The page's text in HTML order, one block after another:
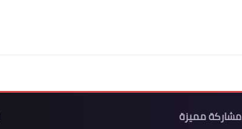
مشاركة مميزة